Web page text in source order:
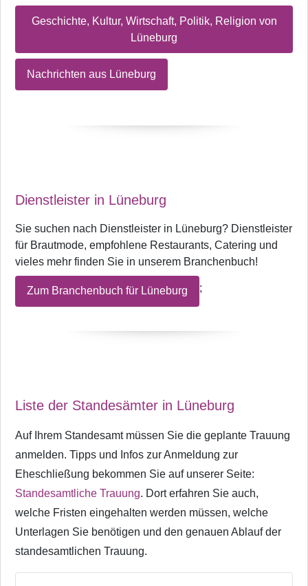
Geschichte, Kultur, Wirtschaft, Politik, Religion von
Lüneburg
Nachrichten aus Lüneburg
Dienstleister in Lüneburg
Sie suchen nach Dienstleister in Lüneburg? Dienstleister
für Brautmode, empfohlene Restaurants, Catering und
vieles mehr finden Sie in unserem Branchenbuch!
Zum Branchenbuch für Lüneburg ;
Liste der Standesämter in Lüneburg
Auf Ihrem Standesamt müssen Sie die geplante Trauung
anmelden. Tipps und Infos zur Anmeldung zur
Eheschließung bekommen Sie auf unserer Seite:
Standesamtliche Trauung. Dort erfahren Sie auch,
welche Fristen eingehalten werden müssen, welche
Unterlagen Sie benötigen und den genauen Ablauf der
standesamtlichen Trauung.